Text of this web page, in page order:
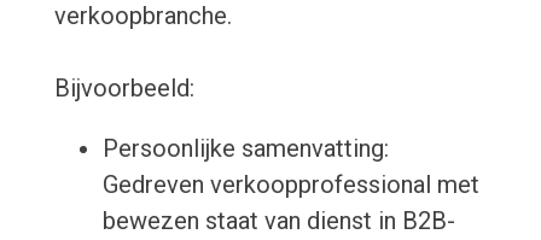
verkoopbranche.
Bijvoorbeeld:
Persoonlijke samenvatting:
Gedreven verkoopprofessional met
bewezen staat van dienst in B2B-